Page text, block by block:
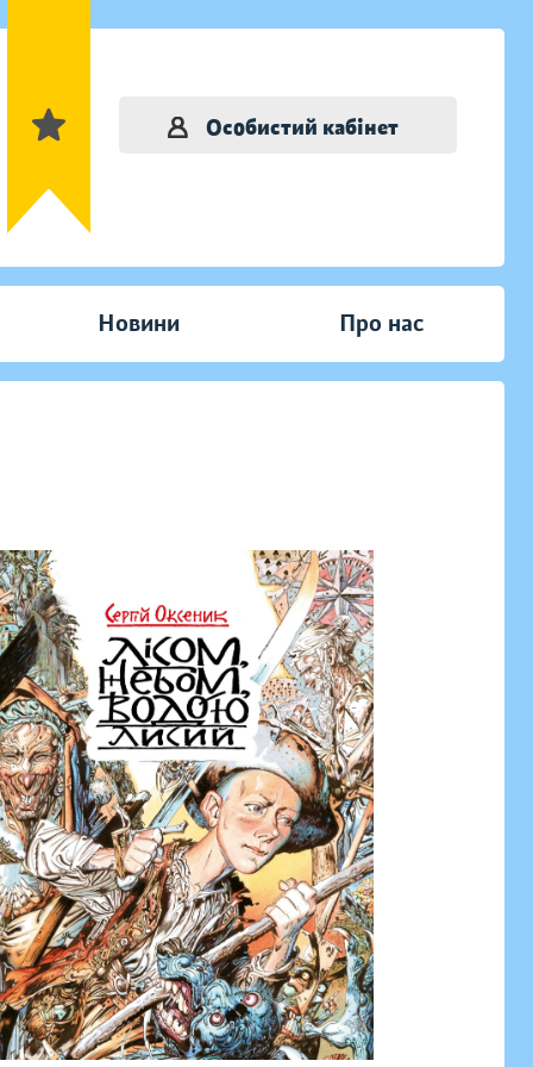
Особистий кабінет
Новини Про нас